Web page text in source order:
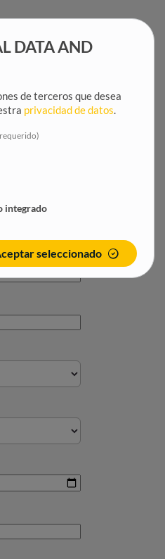
DATA AND
de terceros que desea
privacidad de datos.
integrado
seleccionado